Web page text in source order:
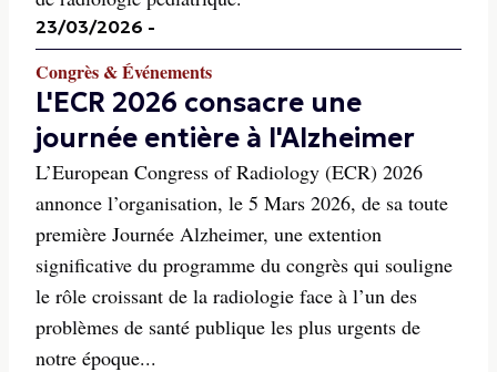
23/03/2026 -
Congrès & Événements
L'ECR 2026 consacre une
journée entière à l'Alzheimer
L’European Congress of Radiology (ECR) 2026
annonce l’organisation, le 5 Mars 2026, de sa toute
première Journée Alzheimer, une extention
significative du programme du congrès qui souligne
le rôle croissant de la radiologie face à l’un des
problèmes de santé publique les plus urgents de
notre époque...